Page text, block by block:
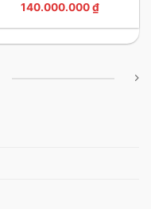
140.000.000₫